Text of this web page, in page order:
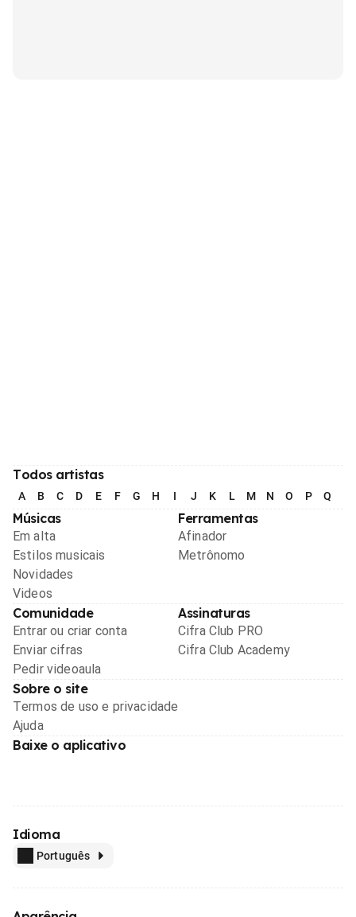
Todos artistas
A B C D E F G H I J K L M N O P Q
Músicas
Em alta
Estilos musicais
Novidades
Videos
Ferramentas
Afinador
Metrônomo
Comunidade
Entrar ou criar conta
Enviar cifras
Pedir videoaula
Assinaturas
Cifra Club PRO
Cifra Club Academy
Sobre o site
Termos de uso e privacidade
Ajuda
Baixe o aplicativo
Idioma
Português